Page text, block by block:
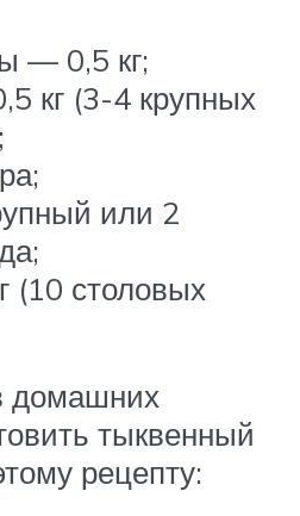
— 0,5 кг;
кг (3-4 крупных
или 2
(10 столовых
домашних
тыквенный
рецепту: